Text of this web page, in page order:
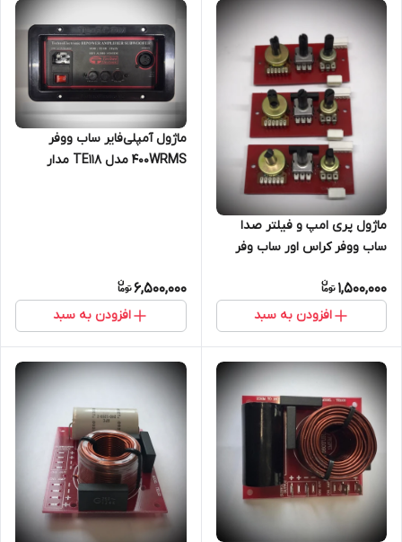
ماژول پری امپ و فیلتر صدا
ساب ووفر کراس اور ساب وفر
1,500,000
افزودن به سبد
ماژول آمپلی‌فایر ساب ووفر
400WRMS مدل TE118 مدار
6,500,000
افزودن به سبد